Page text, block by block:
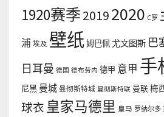
1920赛季20192020 C罗
浦 埃及 壁纸姆巴佩尤文图斯 巴
日耳曼 德国 德布劳内 德甲 意甲 手
尼黑 曼城 曼彻斯特城 曼彻斯特联 曼联梅
球衣 皇家马德里 皇马 罗纳尔多